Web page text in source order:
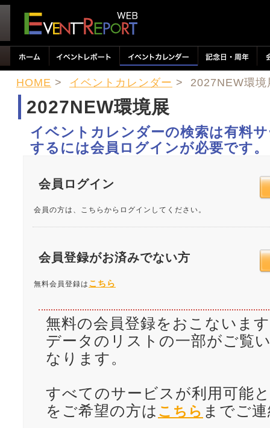
HOME > イベントカレンダー > 2027NEW環境
2027NEW環境展
イベントカレンダーの検索は有料
するには会員ログインが必要です。
会員ログイン
会員の方は、こちらからログインしてください。
会員登録がお済みでない方
無料会員登録は こちら
無料の会員登録をおこないま
データのリストの一部がご覧
なります。
すべてのサービスが利用可能
をご希望の方は こちら までご